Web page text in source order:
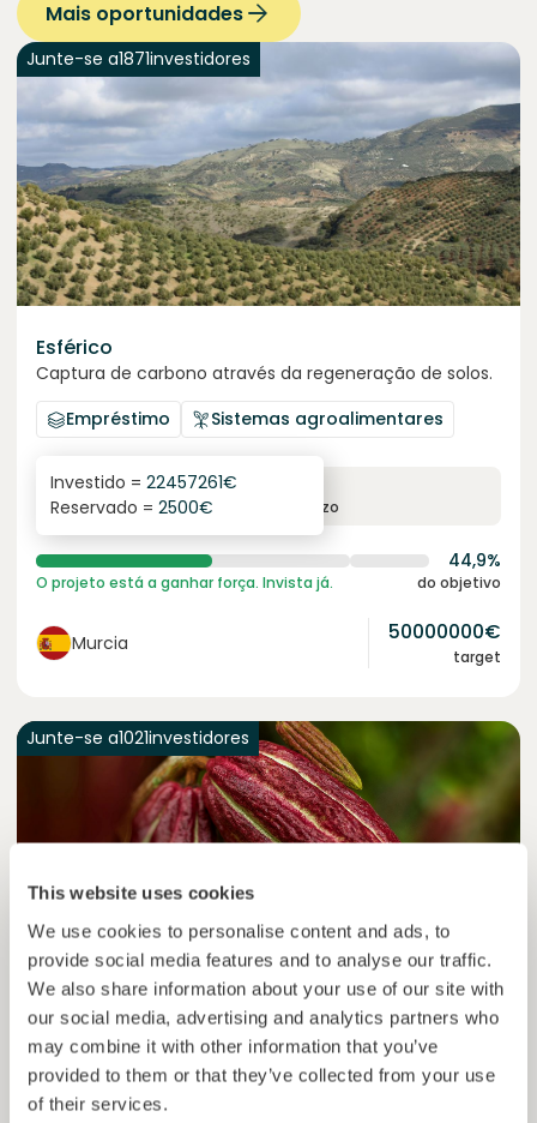
This website uses cookies
We use cookies to personalise content and ads, to
provide social media features and to analyse our traffic.
We also share information about your use of our site with
our social media, advertising and analytics partners who
may combine it with other information that you’ve
provided to them or that they’ve collected from your use
of their services.
Mais oportunidades
Junte-se a1871investidores
Esférico
Captura de carbono através da regeneração de solos.
Empréstimo
Sistemas agroalimentares
6.3%
juro anual prazo
Investido = 22457261€
Reservado = 2500€
44,9%
O projeto está a ganhar força. Invista já. do objetivo
Murcia 50000000€
target
Junte-se a1021investidores
Colcocoa II
Cacau certificado para comunidades resilientes.
Empréstimo